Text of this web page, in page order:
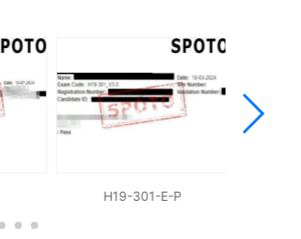
H19-301-E-P